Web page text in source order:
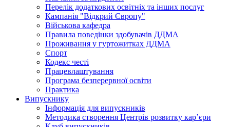
Перелік додаткових освітніх та інших послуг
Кампанія "Відкрий Європу"
Військова кафедра
Правила поведінки здобувачів ДДМА
Проживання у гуртожитках ДДМА
Спорт
Кодекс честі
Працевлаштування
Програма безперервної освіти
Практика
Випускнику
Інформація для випускників
Методика створення Центрів розвитку кар’єри